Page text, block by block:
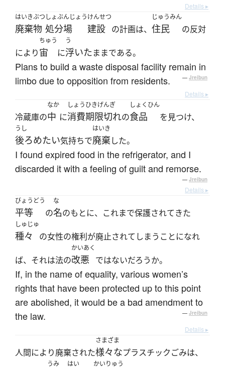
Details ▸
はいきぶつ
廃棄物
しょぶんじょう
処分場
けんせつ
建設 の計画は、
じゅうみん
住民 の反対
により
ちゅう
宙 に
う
浮いたままである。
Plans to build a waste disposal facility remain in
limbo due to opposition from residents.
— Jreibun
Details ▸
冷蔵庫の
なか
中 に
しょうひきげんぎ
消費期限切れの
しょくひん
食品 を見つけ、
うし
後ろめたい気持ちで
はいき
廃棄した。
I found expired food in the refrigerator, and I
discarded it with a feeling of guilt and remorse.
— Jreibun
Details ▸
びょうどう
平等 の
な
名のもとに、これまで保護されてきた
しゅじゅ
種々 の女性の権利が廃止されてしまうことになれ
ば、それは法の
かいあく
改悪 ではないだろうか。
If, in the name of equality, various women’s
rights that have been protected up to this point
are abolished, it would be a bad amendment to
the law.
— Jreibun
Details ▸
人間により廃棄された
さまざま
様々なプラスチックごみは、
うみ はい かいりゅう